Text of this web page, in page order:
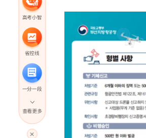
高考小智
省控线
一分一段
高考直播
查看更多